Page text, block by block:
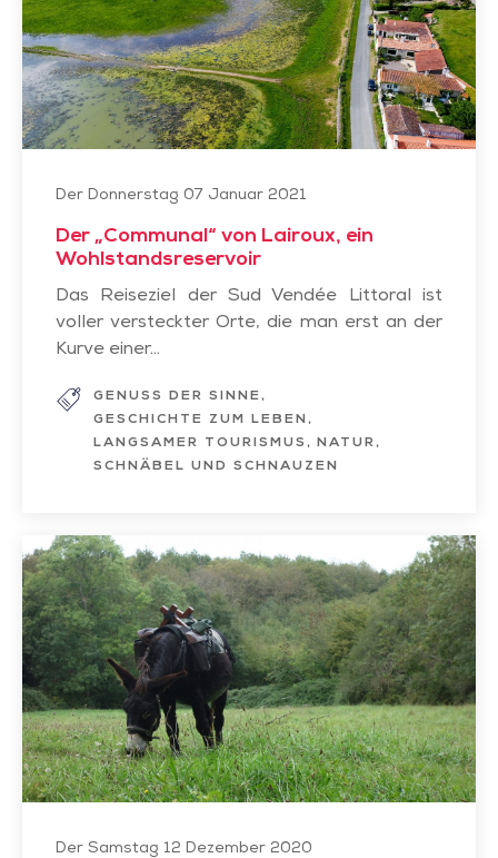
ein
Wohlstandsreservoir
Der Donnerstag 07 Januar 2021
Der „Communal“ von Lairoux, ein
Wohlstandsreservoir
Das Reiseziel der Sud Vendée Littoral ist
voller versteckter Orte, die man erst an der
Kurve einer...
GENUSS DER SINNE
GESCHICHTE ZUM LEBEN
LANGSAMER TOURISMUS
NATUR
SCHNÄBEL UND SCHNAUZEN
Abenteurer
von
Natur
aus
Der Samstag 12 Dezember 2020